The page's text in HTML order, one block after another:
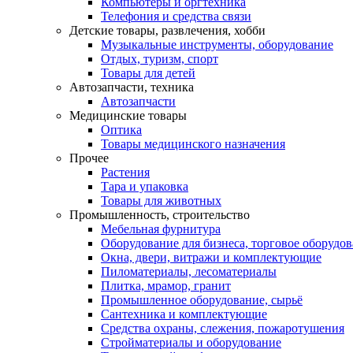
Телефония и средства связи
Детские товары, развлечения, хобби
Музыкальные инструменты, оборудование
Отдых, туризм, спорт
Товары для детей
Автозапчасти, техника
Автозапчасти
Медицинские товары
Оптика
Товары медицинского назначения
Прочее
Растения
Тара и упаковка
Товары для животных
Промышленность, строительство
Мебельная фурнитура
Оборудование для бизнеса, торговое
Окна, двери, витражи и комплектующие
Пиломатериалы, лесоматериалы
Плитка, мрамор, гранит
Промышленное оборудование, сырьё
Сантехника и комплектующие
Средства охраны, слежения, пожаротушения
Стройматериалы и оборудование